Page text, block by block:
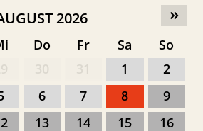
»
2026
Do Fr Sa
So
1
2
6 7 8
9
13 14 15
16